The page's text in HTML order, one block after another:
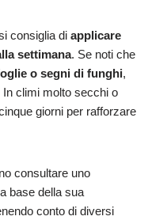
consiglia di applicare
settimana. Se noti che
o segni di funghi,
In climi molto secchi o
giorni per rafforzare
consultare uno
base della sua
conto di diversi